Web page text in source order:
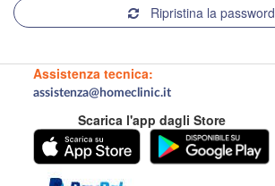
Ripristina la password
Assistenza tecnica:
assistenza@homeclinic.it
Scarica l'app dagli Store